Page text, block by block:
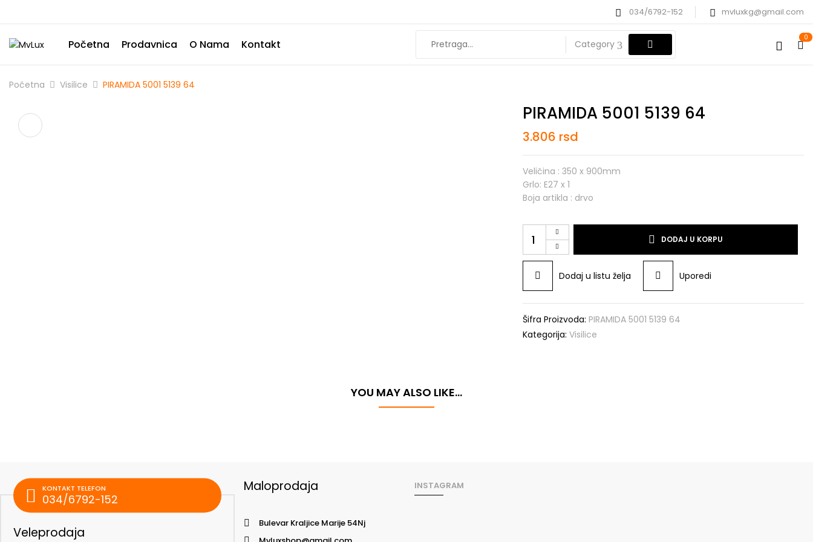
034/6792-152 mvluxkg@gmail.com
Početna Prodavnica O Nama Kontakt Category
0
Početna Visilice PIRAMIDA 5001 5139 64
PIRAMIDA 5001 5139 64
3.806 rsd
Veličina : 350 x 900mm
Grlo: E27 x 1
Boja artikla : drvo
DODAJ U KORPU
Dodaj u listu želja Uporedi
Šifra Proizvoda: PIRAMIDA 5001 5139 64
Kategorija: Visilice
YOU MAY ALSO LIKE…
KONTAKT TELEFON
034/6792-152
Veleprodaja
Maloprodaja
Bulevar Kraljice Marije 54Nj
INSTAGRAM